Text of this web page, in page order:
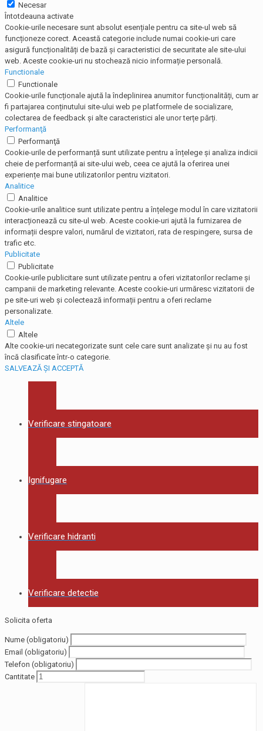
Necesar
Întotdeauna activate
Cookie-urile necesare sunt absolut esențiale pentru ca site-ul web să
funcționeze corect. Această categorie include numai cookie-uri care
asigură funcționalități de bază și caracteristici de securitate ale site-ului
web. Aceste cookie-uri nu stochează nicio informație personală.
Functionale
Functionale
Cookie-urile funcționale ajută la îndeplinirea anumitor funcționalități, cum ar
fi partajarea conținutului site-ului web pe platformele de socializare,
colectarea de feedback și alte caracteristici ale unor terțe părți.
Performanţă
Performanţă
Cookie-urile de performanță sunt utilizate pentru a înțelege și analiza indicii
cheie de performanță ai site-ului web, ceea ce ajută la oferirea unei
experiențe mai bune utilizatorilor pentru vizitatori.
Analitice
Analitice
Cookie-urile analitice sunt utilizate pentru a înțelege modul în care vizitatorii
interacționează cu site-ul web. Aceste cookie-uri ajută la furnizarea de
informații despre valori, numărul de vizitatori, rata de respingere, sursa de
trafic etc.
Publicitate
Publicitate
Cookie-urile publicitare sunt utilizate pentru a oferi vizitatorilor reclame și
campanii de marketing relevante. Aceste cookie-uri urmăresc vizitatorii de
pe site-uri web și colectează informații pentru a oferi reclame
personalizate.
Altele
Altele
Alte cookie-uri necategorizate sunt cele care sunt analizate și nu au fost
încă clasificate într-o categorie.
SALVEAZĂ ȘI ACCEPTĂ
Verificare stingatoare
Ignifugare
Verificare hidranti
Verificare detectie
Solicita oferta
Nume (obligatoriu)
Email (obligatoriu)
Telefon (obligatoriu)
Cantitate